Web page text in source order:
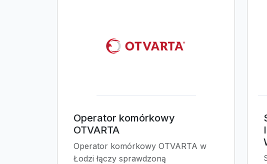
Operator komórkowy
OTVARTA
Operator komórkowy OTVARTA w
Łodzi łączy sprawdzoną